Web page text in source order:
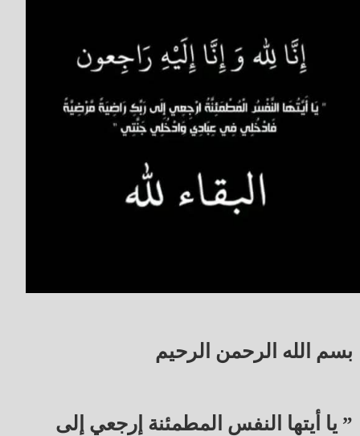
بسم الله الرحمن الرحيم
” يا أيتها النفس المطمئنة إرجعي إلى